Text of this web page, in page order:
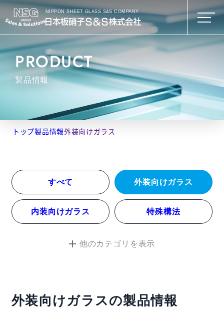
NIPPON SHEET GLASS S&S COMPANY
PRODUCT
製品情報
トップ製品情報外装向けガラス
すべて 外装向けガラス
内装向けガラス 特殊構法
他のカテゴリ を表示
外装向けガラスの製品情報